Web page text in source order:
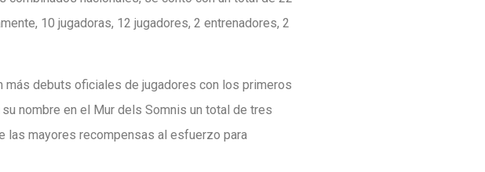
10 jugadoras, 12 jugadores, 2 entrenadores, 2
más debuts oficiales de jugadores con los primeros
nombre en el Mur dels Somnis un total de tres
las mayores recompensas al esfuerzo para